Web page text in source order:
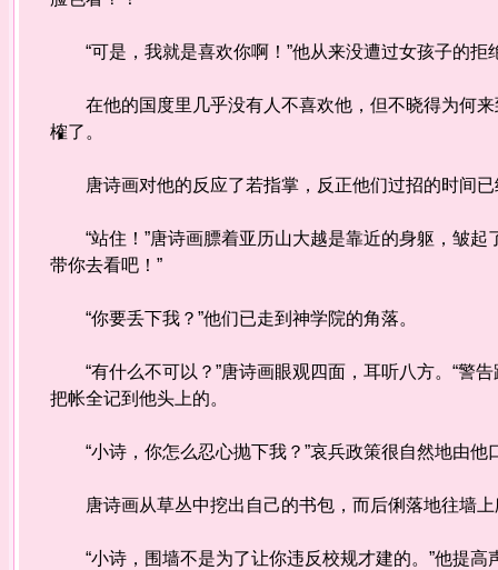
“可是，我就是喜欢你啊！”他从来没遭过女孩子的拒
在他的国度里几乎没有人不喜欢他，但不晓得为何来
榷了。
唐诗画对他的反应了若指掌，反正他们过招的时间已
“站住！”唐诗画膘着亚历山大越是靠近的身躯，皱起
带你去看吧！”
“你要丢下我？”他们已走到神学院的角落。
“有什么不可以？”唐诗画眼观四面，耳听八方。“警
把帐全记到他头上的。
“小诗，你怎么忍心抛下我？”哀兵政策很自然地由他
唐诗画从草丛中挖出自己的书包，而后俐落地往墙上
“小诗，围墙不是为了让你违反校规才建的。”他提高